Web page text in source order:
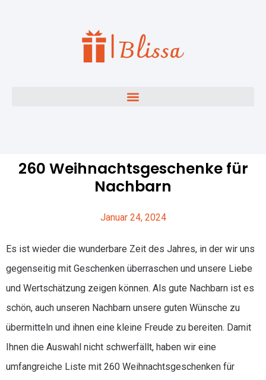
260 Weihnachtsgeschenke für
Nachbarn
Januar 24, 2024
Es ist wieder die wunderbare Zeit des Jahres, in der wir uns
gegenseitig mit Geschenken überraschen und unsere Liebe
und Wertschätzung zeigen können. Als gute Nachbarn ist es
schön, auch unseren Nachbarn unsere guten Wünsche zu
übermitteln und ihnen eine kleine Freude zu bereiten. Damit
Ihnen die Auswahl nicht schwerfällt, haben wir eine
umfangreiche Liste mit 260 Weihnachtsgeschenken für